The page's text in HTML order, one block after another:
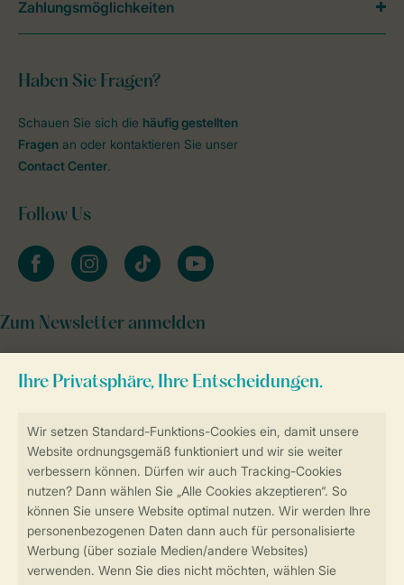
Sicher und schnell zur Online-Buchung
Sichere Datenübertragung
Sicheres Bezahlen
Haben Sie Fragen?
Schauen Sie sich die häufig gestellten
Fragen an oder kontaktieren Sie unser
Contact Center.
Follow Us
facebookinstagramtiktok youtube
Zum Newsletter anmelden
Zahlungsmöglichkeiten